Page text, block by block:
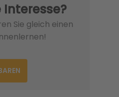
Interesse?
Sie gleich einen